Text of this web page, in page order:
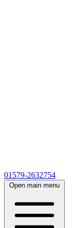
01579-2632754
Open main menu